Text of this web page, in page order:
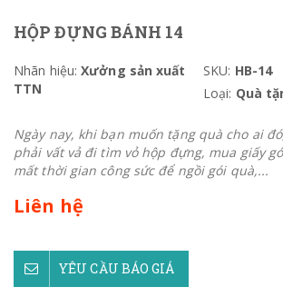
HỘP ĐỰNG BÁNH 14
Nhãn hiệu: Xưởng sản xuất
TTN
SKU: HB-14
Loại: Quà
Ngày nay, khi bạn muốn tặng quà cho ai
phải vất vả đi tìm vỏ hộp đựng, mua giấy
mất thời gian công sức để ngồi gói quà,...
Liên hệ
YÊU CẦU BÁO GIÁ